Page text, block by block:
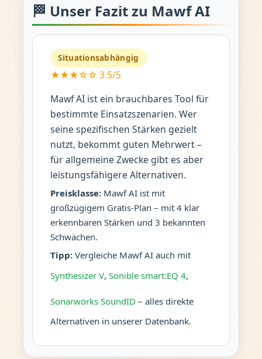
🏁 Unser Fazit zu Mawf AI
Situationsabhängig
★★★☆☆ 3.5/5
Mawf AI ist ein brauchbares Tool für
bestimmte Einsatzszenarien. Wer
seine spezifischen Stärken gezielt
nutzt, bekommt guten Mehrwert –
für allgemeine Zwecke gibt es aber
leistungsfähigere Alternativen.
Preisklasse:Mawf AI ist mit
großzügigem Gratis-Plan – mit 4 klar
erkennbaren Stärken und 3 bekannten
Schwächen.
Tipp:Vergleiche Mawf AI auch mit
Synthesizer V, Sonible smart:EQ 4,
Sonarworks SoundID – alles direkte
Alternativen in unserer Datenbank.